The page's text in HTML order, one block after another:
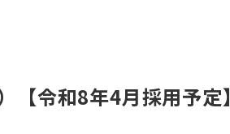
【令和8年4月採用予定】